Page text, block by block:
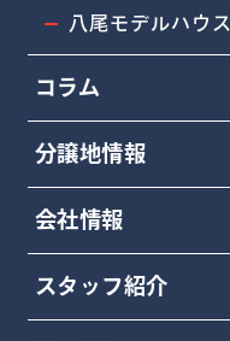
八尾モデルハウス
コラム
分譲地情報
会社情報
スタッフ紹介